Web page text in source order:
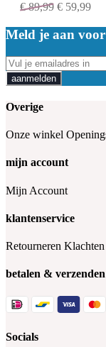
€89,99 € 59,99
Meld je aan
aanmelden
Overige
Onze winkel
mijn account
Mijn Account
klantenservice
Retourneren Klachten
betalen & verzenden
Socials